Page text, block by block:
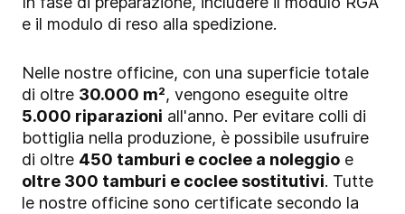
e il modulo di reso alla spedizione.
Nelle nostre officine, con una superficie totale
di oltre 30.000 m², vengono eseguite oltre
5.000 riparazioni all'anno. Per evitare colli di
bottiglia nella produzione, è possibile usufruire
di oltre 450 tamburi e coclee a noleggio e
oltre 300 tamburi e coclee sostitutivi. Tutte
le nostre officine sono certificate secondo la